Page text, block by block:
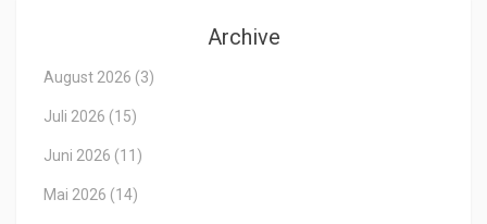
Archive
August 2026 (3)
Juli 2026 (15)
Juni 2026 (11)
Mai 2026 (14)